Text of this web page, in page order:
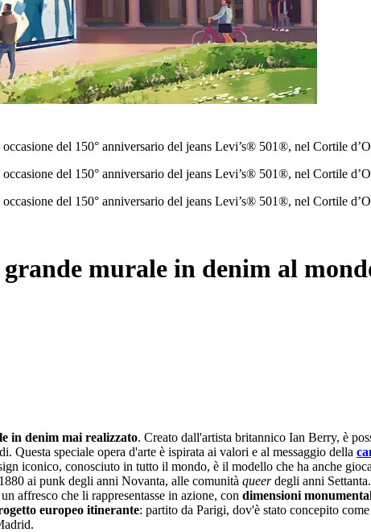
del 150° anniversario del jeans Levi’s® 501®, nel Cortile
del 150° anniversario del jeans Levi’s® 501®, nel Cortile
del 150° anniversario del jeans Levi’s® 501®, nel Cortile
murale in denim al
in denim mai realizzato. Creato dall'artista britannico Ian Berry, è
speciale opera d'arte è ispirata ai valori e al messaggio della
iconico, conosciuto in tutto il mondo, è il modello che ha anche
ai punk degli anni Novanta, alle comunità queerdegli anni
affresco che li rappresentasse in azione, con dimensioni
europeo itinerante: partito da Parigi, dov'è stato concepito